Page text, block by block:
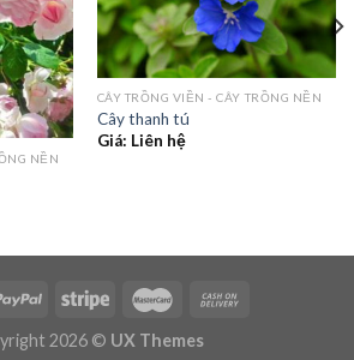
NỀN
CÂY TRỒNG VIỀN - CÂY TRỒNG NỀN
Cây thanh tú
Giá: Liên hệ
2026 © UX Themes